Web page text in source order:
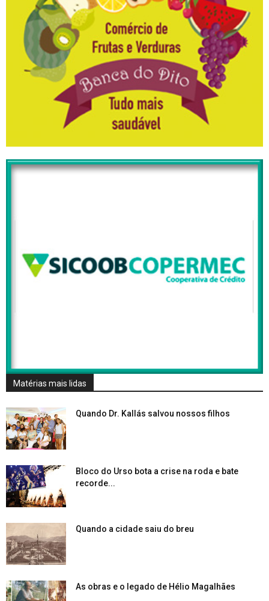
Matérias mais lidas
Quando Dr. Kallás salvou nossos filhos
Bloco do Urso bota a crise na roda e bate
recorde...
Quando a cidade saiu do breu
As obras e o legado de Hélio Magalhães